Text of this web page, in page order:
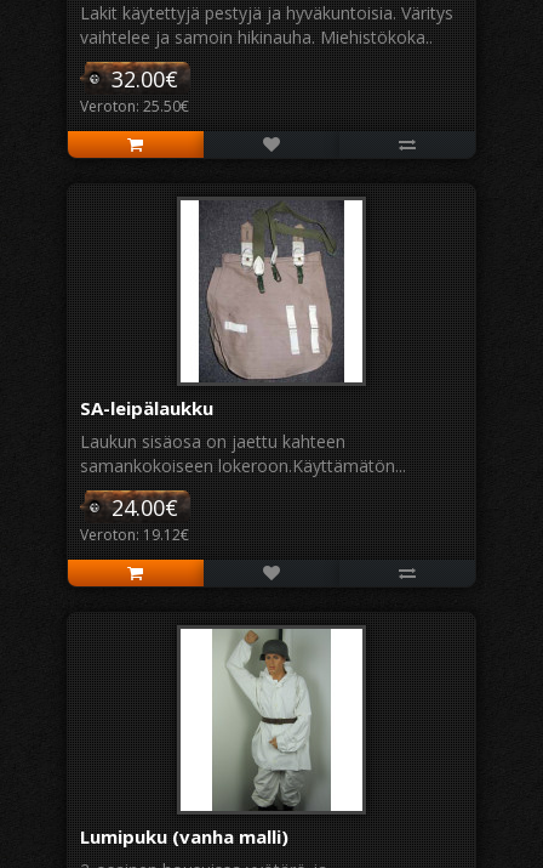
Lakit käytettyjä pestyjä ja hyväkuntoisia. Väritys
vaihtelee ja samoin hikinauha. Miehistökoka..
32.00€
Veroton: 25.50€
SA-leipälaukku
Laukun sisäosa on jaettu kahteen
samankokoiseen lokeroon.Käyttämätön...
24.00€
Veroton: 19.12€
Lumipuku (vanha malli)